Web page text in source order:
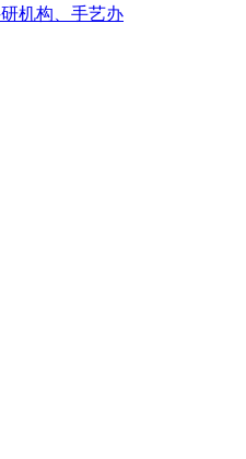
机构、手艺办